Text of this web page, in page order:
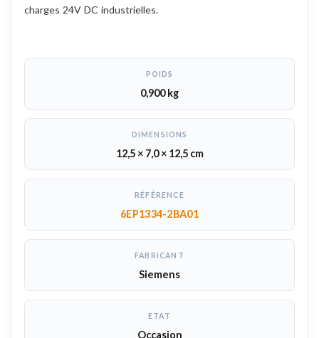
charges 24V DC industrielles.
POIDS
0,900 kg
DIMENSIONS
12,5 × 7,0 × 12,5 cm
RÉFÉRENCE
6EP1334-2BA01
FABRICANT
Siemens
ETAT
Occasion